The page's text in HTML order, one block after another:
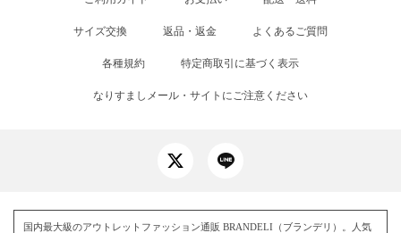
サイズ交換 返品・返金 よくあるご質問
各種規約 特定商取引に基づく表示
なりすましメール・サイトにご注意ください
国内最大級のアウトレットファッション通販 BRANDELI（ブランデリ）。人気